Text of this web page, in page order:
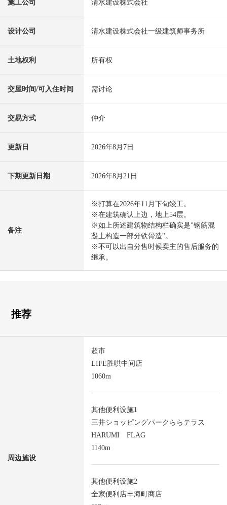
施工公司 清水建设株式会社
设计公司 清水建设株式会社一级建筑师事务所
土地权利 所有权
交屋时间/可入住时间 需讨论
交易方式 仲介
更新日 2026年8月7日
下期更新日期 2026年8月21日
备注
※打算在2026年11月下旬竣工。
※在建筑确认上边，地上54层。
※如上所述建筑物结构栏确实是"钢筋混
凝土构造一部分铁骨造"。
※不可以出自分售时候卖主的售后服务的
继承。
推荐
周边施设
超市
LIFE胜哄中间店
1060m
其他便利设施1
三井ショッピングパークららテラス
HARUMI FLAG
1140m
其他便利设施2
全家便利店丰海町商店